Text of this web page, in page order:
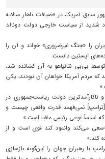
سابق آمریکا، در «ضیافت ناهار سالانه
شدید از سیاست خارجی دولت دونالد
را «جنگ غیرضروری» خواند و آن را
اپستین دانست.
بی‌بی نتانیاهو به آن کشانده شد،
که مردم آمریکا خواهان آن نبودند، یکی
ناکارآمدترین دولت ریاست‌جمهوری در
[ترامپ] نمی‌فهمد قدرت واقعی چیست و
اساساً نوعی رئیس مافیا است.»
می‌کند وانمود کند قوی است و از
کند.»
با رهبران جهان را این‌گونه بازسازی